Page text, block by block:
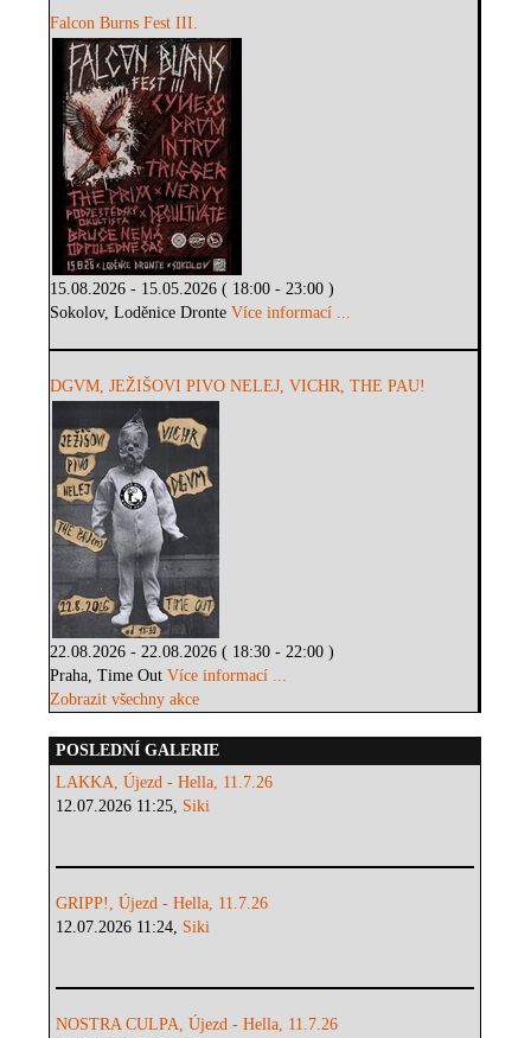
Falcon Burns Fest III.
15.08.2026 - 15.05.2026 ( 18:00 - 23:00 )
Sokolov, Loděnice DronteVíce informací ...
DGVM, JEŽIŠOVI PIVO NELEJ, VICHR, THE PAU!
22.08.2026 - 22.08.2026 ( 18:30 - 22:00 )
Praha, Time OutVíce informací ...
Zobrazit všechny akce
POSLEDNÍ GALERIE
LAKKA, Újezd - Hella, 11.7.26
12.07.2026 11:25, Siki
GRIPP!, Újezd - Hella, 11.7.26
12.07.2026 11:24, Siki
NOSTRA CULPA, Újezd - Hella, 11.7.26